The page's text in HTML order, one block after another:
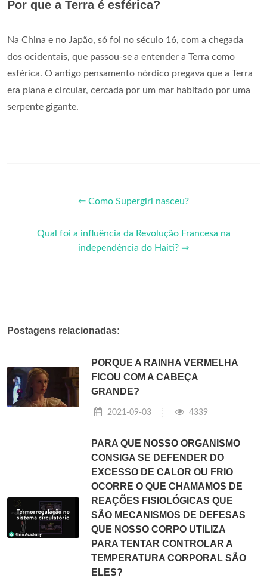
Por que a Terra é esférica?
Na China e no Japão, só foi no século 16, com a chegada
dos ocidentais, que passou-se a entender a Terra como
esférica. O antigo pensamento nórdico pregava que a Terra
era plana e circular, cercada por um mar habitado por uma
serpente gigante.
⇐ Como Supergirl nasceu?
Qual foi a influência da Revolução Francesa na
independência do Haiti? ⇒
Postagens relacionadas:
PORQUE A RAINHA VERMELHA
FICOU COM A CABEÇA
GRANDE?
2021-09-03 4339
PARA QUE NOSSO ORGANISMO
CONSIGA SE DEFENDER DO
EXCESSO DE CALOR OU FRIO
OCORRE O QUE CHAMAMOS DE
REAÇÕES FISIOLÓGICAS QUE
SÃO MECANISMOS DE DEFESAS
QUE NOSSO CORPO UTILIZA
PARA TENTAR CONTROLAR A
TEMPERATURA CORPORAL SÃO
ELES?